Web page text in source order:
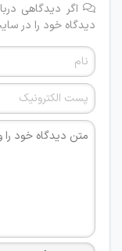
اگر دیدگاهی
دیدگاه خود را در